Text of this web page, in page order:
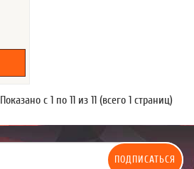
Показано с 1 по 11 из 11 (всего 1 страниц)
ПОДПИСАТЬСЯ